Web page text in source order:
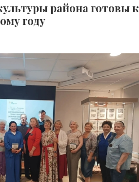
района готовы к
году